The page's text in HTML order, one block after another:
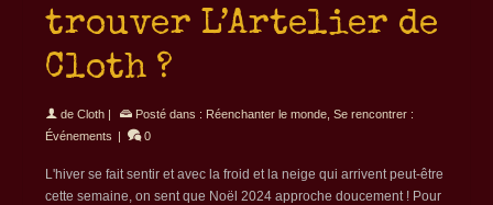
trouver L’Artelier de
Cloth ?
de Cloth | Posté dans : Réenchanter le monde Se rencontrer :
Événements | 0
L'hiver se fait sentir et avec la froid et la neige qui arrivent peut-être
cette semaine, on sent que Noël 2024 approche doucement ! Pour